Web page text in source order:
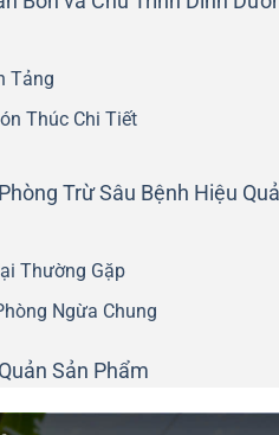
Tảng
Thúc Chi Tiết
Trừ Sâu Bệnh Hiệu Quả
Thường Gặp
Ngừa Chung
Sản Phẩm